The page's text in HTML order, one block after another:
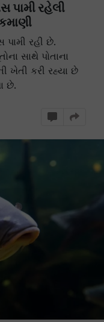
પામી રહેલી
પામી રહી છે.
સાથે પોતાના
ખેતી કરી રહ્યા છે
છે.